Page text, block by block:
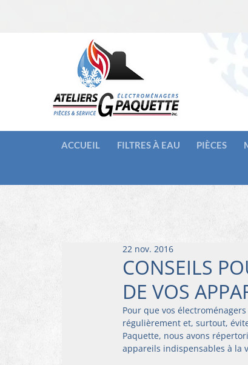
ACCUEIL FILTRES À EAU PIÈCES
CONSEILS
DE VOS
22 nov. 2016
Pour que vos
régulièrement et, surtout,
Paquette, nous avons
appareils indispensables à la